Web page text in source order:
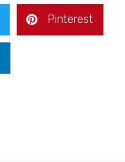
Pinterest